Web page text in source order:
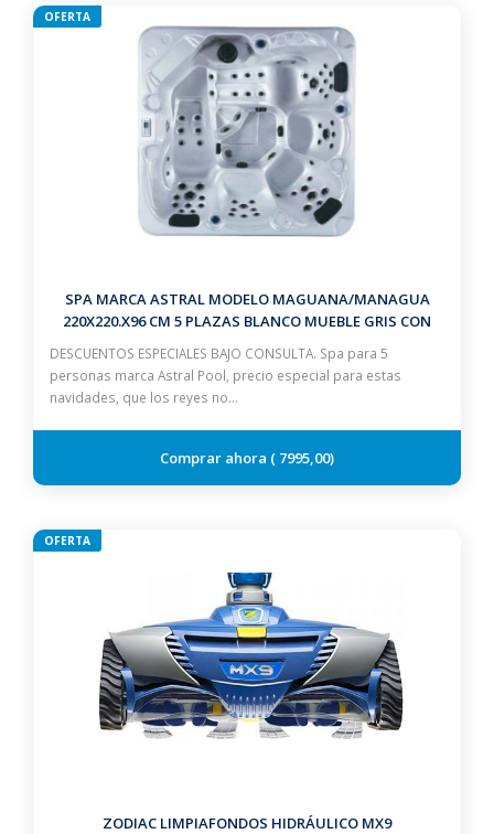
OFERTA
SPA MARCA ASTRAL MODELO MAGUANA/MANAGUA
220X220.X96 CM 5 PLAZAS BLANCO MUEBLE GRIS CON
DESCUENTOS ESPECIALES BAJO CONSULTA. Spa para 5
personas marca Astral Pool, precio especial para estas
navidades, que los reyes no…
7995,00
OFERTA
ZODIAC LIMPIAFONDOS HIDRÁULICO MX9